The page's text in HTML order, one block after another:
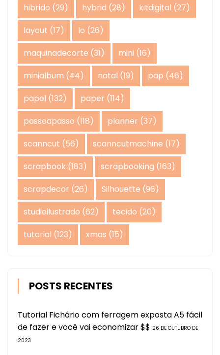
hibrido (29) hybrid (28) kitdigital (27)
layout (17) lo (26)
maquinadecorte (31) mini (16)
minialbum (44) natal (19) pap (46)
papel (132) paper (114)
passoapasso (118) planner (37)
scanncut (56) scanncutmachine (17)
scrapbook (183) scrapbooking (163)
scrapdecor (26) Silhouette (96)
studioilustrado (62) tecido (20)
tutorial (123) xmas (15)
POSTS RECENTES
Tutorial Fichário com ferragem exposta A5 fácil
de fazer e você vai economizar $$ 26 DE OUTUBRO DE
2023